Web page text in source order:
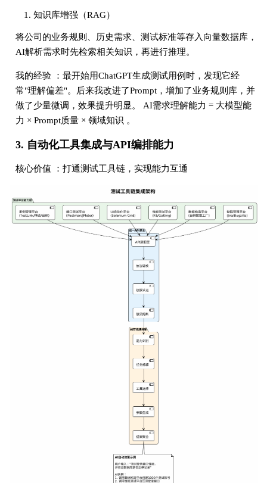
知识库增强（RAG）
将公司的业务规则、历史需求、测试标准等存入向量数据库，
AI解析需求时先检索相关知识，再进行推理。
我的经验 ：最开始用ChatGPT生成测试用例时，发现它经
常"理解偏差"。后来我改进了Prompt，增加了业务规则库，并
做了少量微调，效果提升明显。 AI需求理解能力 = 大模型能
力 × Prompt质量 × 领域知识 。
3. 自动化工具集成与API编排能力
核心价值 ：打通测试工具链，实现能力互通